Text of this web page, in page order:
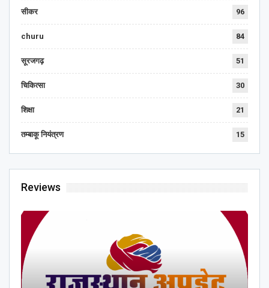
सीकर 96
churu 84
सूरजगढ़ 51
चिकित्सा 30
शिक्षा 21
तम्बाकू नियंत्रण 15
Reviews